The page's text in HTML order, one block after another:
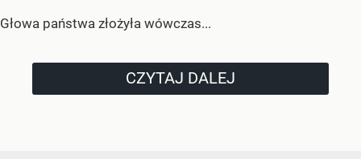
Głowa państwa złożyła wówczas...
CZYTAJ DALEJ